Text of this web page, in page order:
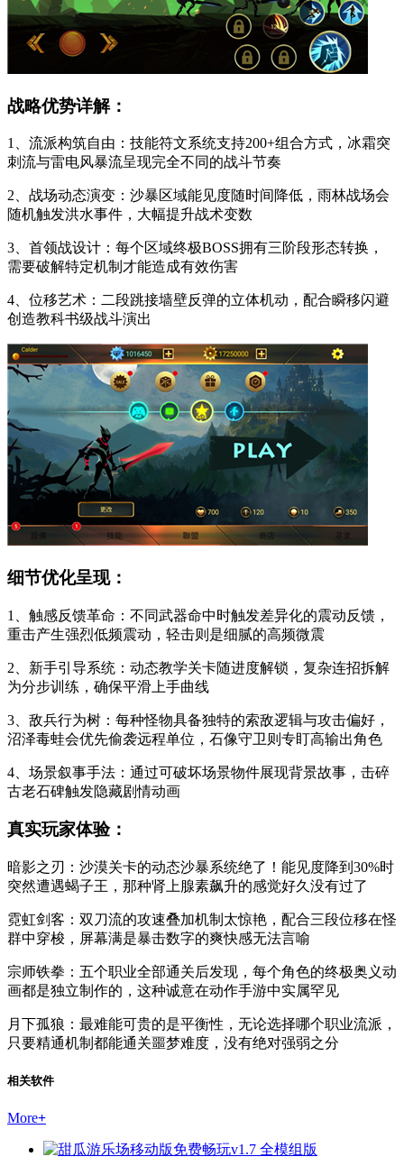
战略优势详解：
1、流派构筑自由：技能符文系统支持200+组合方式，冰霜突
刺流与雷电风暴流呈现完全不同的战斗节奏
2、战场动态演变：沙暴区域能见度随时间降低，雨林战场会
随机触发洪水事件，大幅提升战术变数
3、首领战设计：每个区域终极BOSS拥有三阶段形态转换，
需要破解特定机制才能造成有效伤害
4、位移艺术：二段跳接墙壁反弹的立体机动，配合瞬移闪避
创造教科书级战斗演出
细节优化呈现：
1、触感反馈革命：不同武器命中时触发差异化的震动反馈，
重击产生强烈低频震动，轻击则是细腻的高频微震
2、新手引导系统：动态教学关卡随进度解锁，复杂连招拆解
为分步训练，确保平滑上手曲线
3、敌兵行为树：每种怪物具备独特的索敌逻辑与攻击偏好，
沼泽毒蛙会优先偷袭远程单位，石像守卫则专盯高输出角色
4、场景叙事手法：通过可破坏场景物件展现背景故事，击碎
古老石碑触发隐藏剧情动画
真实玩家体验：
暗影之刃：沙漠关卡的动态沙暴系统绝了！能见度降到30%时
突然遭遇蝎子王，那种肾上腺素飙升的感觉好久没有过了
霓虹剑客：双刀流的攻速叠加机制太惊艳，配合三段位移在怪
群中穿梭，屏幕满是暴击数字的爽快感无法言喻
宗师铁拳：五个职业全部通关后发现，每个角色的终极奥义动
画都是独立制作的，这种诚意在动作手游中实属罕见
月下孤狼：最难能可贵的是平衡性，无论选择哪个职业流派，
只要精通机制都能通关噩梦难度，没有绝对强弱之分
相关软件
More+